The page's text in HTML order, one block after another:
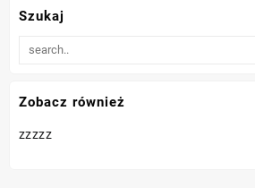
Szukaj
Zobacz również
zzzzz